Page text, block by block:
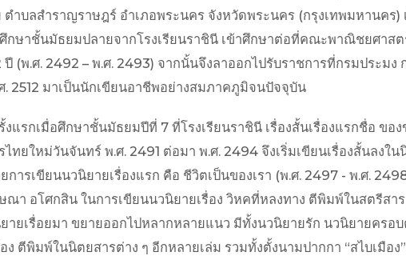
ตำบลสำราญราษฎร์ อำเภอพระนคร จังหวัดพระนคร (กรุงเทพมหานคร)
กษาชั้นมัธยมปลายจากโรงเรียนราชินี เข้าศึกษาต่อที่คณะพาณิชยศาส
ปี (พ.ศ. 2492 – พ.ศ. 2493) จากนั้นจึงลาออกไปรับราชการที่กรมประม
. 2512 มาเป็นนักเขียนอาชีพอย่างสมภาคภูมิจนปัจจุบัน
งแรกเมื่อศึกษาชั้นมัธยมปีที่ 7 ที่โรงเรียนราชินี เรื่องสั้นเรื่องแรกชื่อ ข
ทยใหม่วันจันทร์ พ.ศ. 2491 ต่อมา พ.ศ. 2494 จึงเริ่มเขียนเรื่องสั้นลงใ
ยการเขียนนวนิยายเรื่องแรก คือ ชีวิตเป็นของเรา (พ.ศ. 2497 - พ.ศ.
ณา อโศกสิน ในการเขียนนวนิยายเรื่อง วิหคที่หลงทาง ตีพิมพ์ในสตรีสาร
ายเรื่อยมา ขยายออกไปหลากหลายแนว มีทั้งนวนิยายรัก นวนิยายครอ
ง ตีพิมพ์ในนิตยสารต่าง ๆ อีกหลายเล่ม รวมทั้งตั้งนามปากกา “สไบเมือ